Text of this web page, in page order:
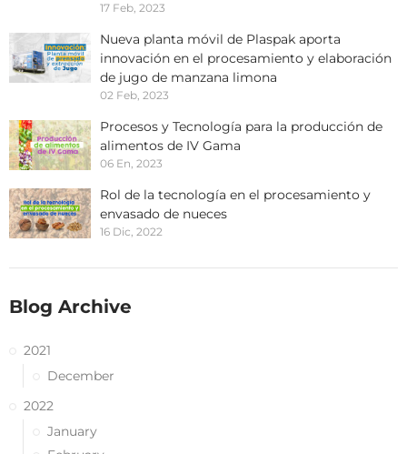
17 Feb, 2023
Nueva planta móvil de Plaspak aporta
innovación en el procesamiento y elaboración
de jugo de manzana limona
02 Feb, 2023
Procesos y Tecnología para la producción de
alimentos de IV Gama
06 En, 2023
Rol de la tecnología en el procesamiento y
envasado de nueces
16 Dic, 2022
Blog Archive
2021
December
2022
January